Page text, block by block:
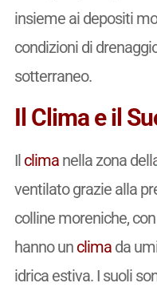
insieme ai depositi
condizioni di
sotterraneo.
Il Clima e il
Il climanella zona
ventilato grazie alla
colline moreniche,
hanno un climada
idrica estiva. I suoli